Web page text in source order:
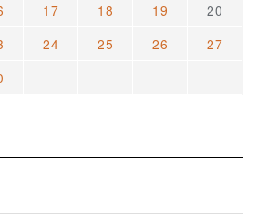
17 18 19
20
24 25 26
27